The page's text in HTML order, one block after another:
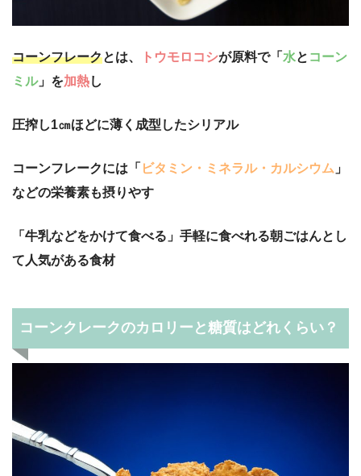
コーンフレークとは、 トウモロコシが原料で「 水と コーン
ミル」を加熱し
圧搾し1㎝ほどに薄く成型したシリアル
コーンフレークには「 ビタミン・ミネラル・カルシウム 」
などの栄養素も摂りやす
「牛乳などをかけて食べる」手軽に食べれる朝ごはんとし
て人気がある食材
コーンクレークのカロリーと糖質は どれくらい？